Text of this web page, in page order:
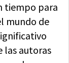
tiempo para
mundo de
las autoras